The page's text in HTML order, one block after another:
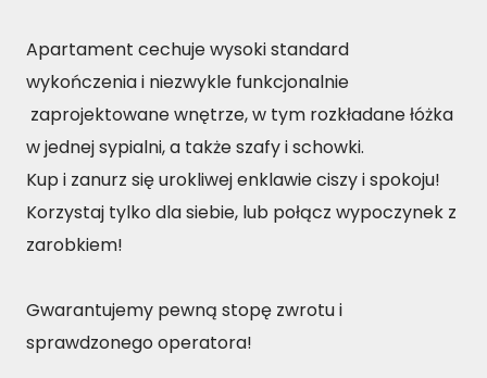
Apartament cechuje wysoki standard
wykończenia i niezwykle funkcjonalnie
zaprojektowane wnętrze, w tym rozkładane łóżka
w jednej sypialni, a także szafy i schowki.
Kup i zanurz się urokliwej enklawie ciszy i spokoju!
Korzystaj tylko dla siebie, lub połącz wypoczynek z
zarobkiem!
Gwarantujemy pewną stopę zwrotu i
sprawdzonego operatora!